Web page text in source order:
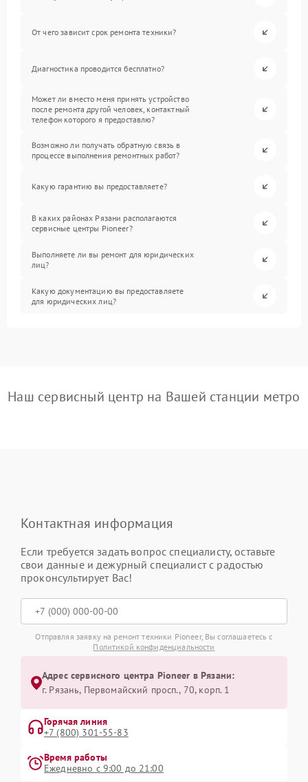
От чего зависит срок ремонта техники?
Диагностика проводится бесплатно?
Может ли вместо меня принять устройство
после ремонта другой человек, контактный
телефон которого я предоставлю?
Возможно ли получать обратную связь в
процессе выполнения ремонтных работ?
Какую гарантию вы предоставляете?
В каких районах Рязани располагаются
сервисные центры Pioneer?
Выполняете ли вы ремонт для юридических
лиц?
Какую документацию вы предоставляете
для юридических лиц?
Наш сервисный центр на Вашей станции метро
Контактная информация
Если требуется задать вопрос специалисту, оставьте
свои данные и дежурный специалист с радостью
проконсультирует Вас!
Отправляя заявку на ремонт техники Pioneer, Вы соглашаетесь с
Политикой конфиденциальности
Адрес сервисного центра Pioneer в Рязани:
г. Рязань, Первомайский просп., 70, корп. 1
Горячая линия
+7 (800) 301-55-83
Время работы
Ежедневно с 9:00 до 21:00